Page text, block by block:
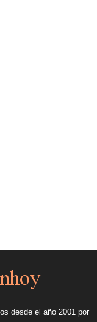
desde el año 2001 por